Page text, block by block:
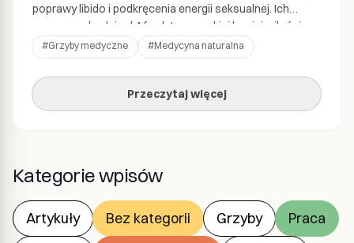
poprawy libido i podkręcenia energii seksualnej. Ich
nazwa pochodzi od Afrodyty – greckiej bogini miłości,
piękna i płodności. Starożytne kultury na całym świecie
poszukiwały sposobów na podkręcenie namiętności –
od legendarnych ostryg Casanovy po tajemnicze eliksiry
miłosne w tradycyjnej medycynie wschodniej. […]
#Grzyby medyczne #Medycyna naturalna
Przeczytaj więcej
Kategorie wpisów
Artykuły Bez kategorii Grzyby
Praca